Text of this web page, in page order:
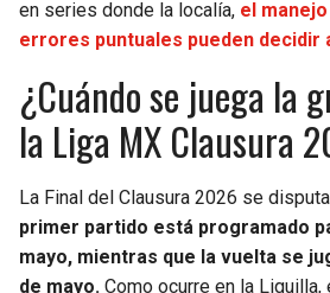
en series donde la localía, el
errores puntuales pueden decidir
¿Cuándo se juega la
la Liga MX Clausura
La Final del Clausura 2026 se
primer partido está programado
mayo, mientras que la vuelta se
de mayo. Como ocurre en la